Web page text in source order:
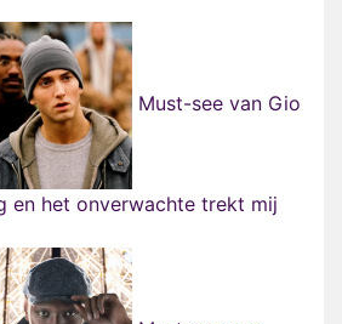
Must-see van Gio
en het onverwachte trekt mij